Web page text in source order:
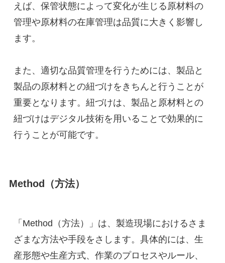
えば、保管状態によって変化が生じる原材料の
管理や原材料の在庫管理は品質に大きく影響し
ます。
また、適切な品質管理を行うためには、製品と
製品の原材料との紐づけをきちんと行うことが
重要となります。紐づけは、製品と原材料との
紐づけはデジタル技術を用いることで効果的に
行うことが可能です。
Method（方法）
「Method（方法）」は、製造現場におけるさま
ざまな方法や手段をさします。具体的には、生
産形態や生産方式、作業のプロセスやルール、